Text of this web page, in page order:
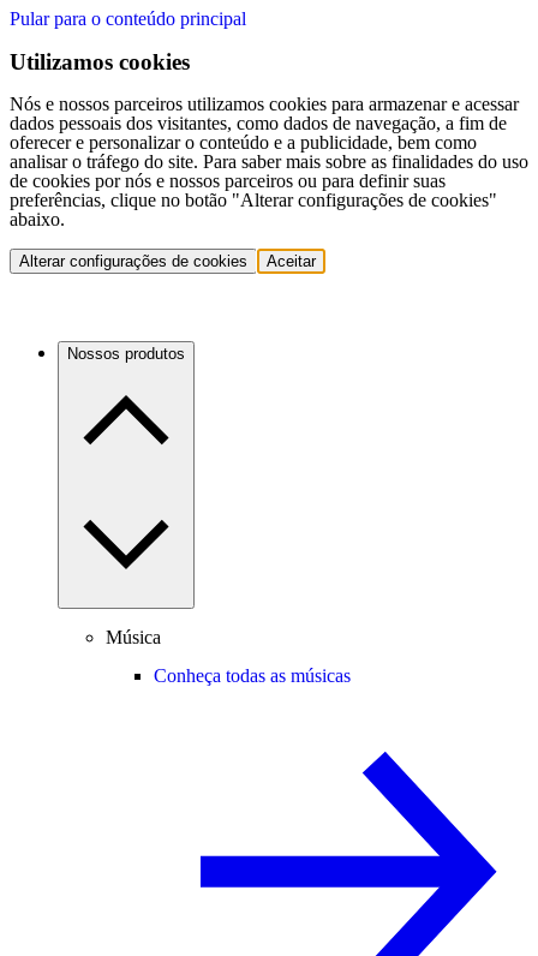
Pular para o conteúdo principal
Utilizamos cookies
Nós e nossos parceiros utilizamos cookies para armazenar e acessar
dados pessoais dos visitantes, como dados de navegação, a fim de
oferecer e personalizar o conteúdo e a publicidade, bem como
analisar o tráfego do site. Para saber mais sobre as finalidades do uso
de cookies por nós e nossos parceiros ou para definir suas
preferências, clique no botão "Alterar configurações de cookies"
abaixo.
Alterar configurações de cookies Aceitar
Nossos produtos
Música
Conheça todas as músicas